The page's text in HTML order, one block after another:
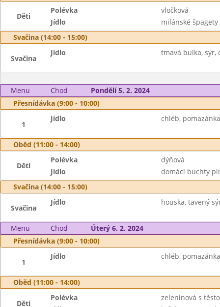
Děti
Polévka
vločková
Jídlo
milánské špagety
Svačina (14:00 - 15:00)
Svačina
Jídlo tmavá bulka, sýr,
Menu Chod
Pondělí 5. 2. 2024
Přesnídávka (9:00 - 10:00)
1
Jídlo chléb,
Oběd (11:00 - 14:00)
Děti
Polévka
dýňová
Jídlo
domácí buchty
Svačina (14:00 - 15:00)
Svačina
Jídlo houska, tavený
Menu Chod
Úterý 6. 2. 2024
Přesnídávka (9:00 - 10:00)
1
Jídlo chléb,
Oběd (11:00 - 14:00)
Děti
Polévka
zeleninová s